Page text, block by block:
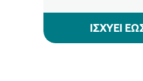
ΙΣΧΥΕΙ